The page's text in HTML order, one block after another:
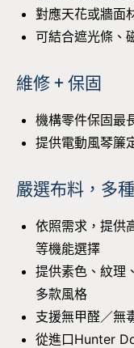
對應天花或牆面
可結合遮光條、
維修 + 保固
機構零件保固最
提供電動風琴簾
嚴選布料，多
依照需求，提供
等機能選擇
提供素色、紋理
多款風格
支援無甲醛／無
從進口Hunter